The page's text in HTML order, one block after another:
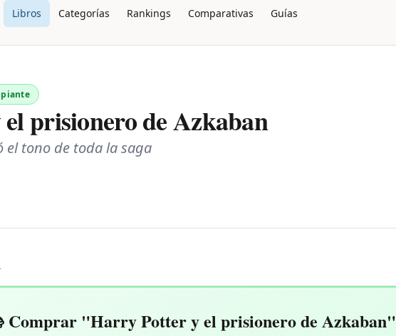
Libros Categorías Rankings Comparativas Guías
prisionero de Azkaban
el tono de toda la saga
Comprar "Harry Potter y el prisionero de Azkaban"